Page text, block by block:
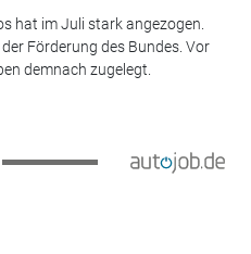
hat im Juli stark angezogen.
Förderung des Bundes. Vor
demnach zugelegt.